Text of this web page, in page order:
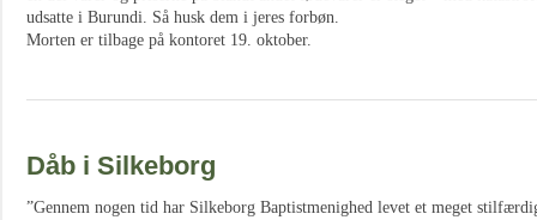
udsatte i Burundi. Så husk dem i jeres forbøn.
Morten er tilbage på kontoret 19. oktober.
Dåb i Silkeborg
”Gennem nogen tid har Silkeborg Baptistmenighed levet et meget